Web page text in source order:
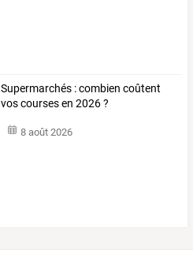
Supermarchés : combien coûtent
vos courses en 2026 ?
8 août 2026